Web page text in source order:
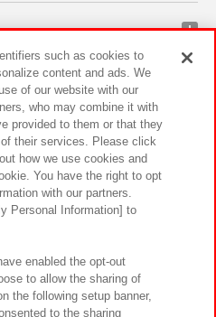
リティ サイトポリシー
アクセシビリティ方針と検証結果
よくあるご質問・お問い合わせ
such as cookies to
content and ads. We
of our website with our
who may combine it with
provided to them or that they
their services. Please click
how we use cookies and
You have the right to opt
with our partners.
Personal Information] to
enabled the opt-out
to allow the sharing of
the following setup banner,
to the sharing